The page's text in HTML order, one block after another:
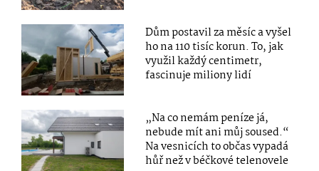
Dům postavil za měsíc a vyšel
ho na 110 tisíc korun. To, jak
využil každý centimetr,
fascinuje miliony lidí
„Na co nemám peníze já,
nebude mít ani můj soused.“
Na vesnicích to občas vypadá
hůř než v béčkové telenovele